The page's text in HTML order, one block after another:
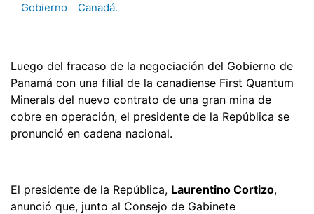
Gobierno
Canadá.
Luego del fracaso de la negociación del Gobierno de
Panamá con una filial de la canadiense First Quantum
Minerals del nuevo contrato de una gran mina de
cobre en operación, el presidente de la República se
pronunció en cadena nacional.
El presidente de la República, Laurentino Cortizo,
anunció que, junto al Consejo de Gabinete